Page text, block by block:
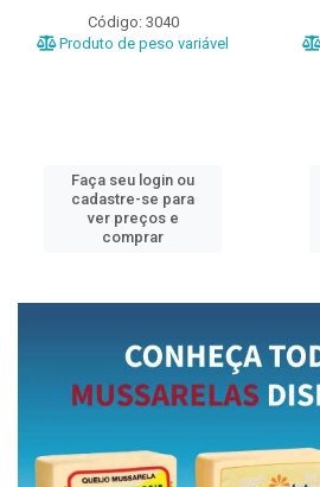
Código: 3040
Produto de peso variável
Faça seu login ou
cadastre-se para
ver preços e
comprar